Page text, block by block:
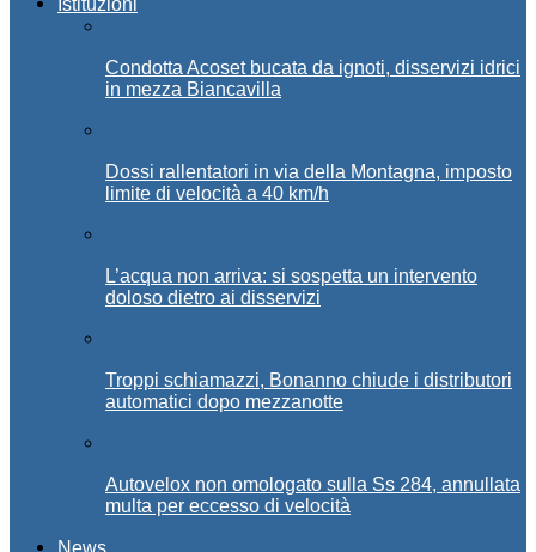
Istituzioni
Condotta Acoset bucata da ignoti, disservizi idrici
in mezza Biancavilla
Dossi rallentatori in via della Montagna, imposto
limite di velocità a 40 km/h
L’acqua non arriva: si sospetta un intervento
doloso dietro ai disservizi
Troppi schiamazzi, Bonanno chiude i distributori
automatici dopo mezzanotte
Autovelox non omologato sulla Ss 284, annullata
multa per eccesso di velocità